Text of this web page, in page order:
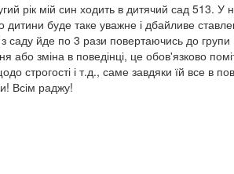
рік мій син ходить в дитячий сад 513. У
дитини буде таке уважне і дбайливе
саду йде по 3 рази повертаючись до групи
зміна в поведінці, це обов'язково
строгості і т.д., саме завдяки їй все в
Всім раджу!